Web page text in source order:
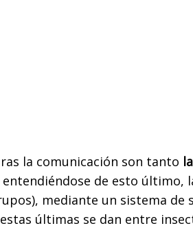
la comunicación son tanto
entendiéndose de esto
mediante un sistema de
últimas se dan entre